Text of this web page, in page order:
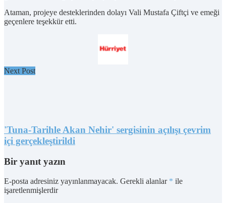
Ataman, projeye desteklerinden dolayı Vali Mustafa Çiftçi ve emeği
geçenlere teşekkür etti.
Next Post
'Tuna-Tarihle Akan Nehir' sergisinin açılışı çevrim
içi gerçekleştirildi
Bir yanıt yazın
E-posta adresiniz yayınlanmayacak. Gerekli alanlar * ile
işaretlenmişlerdir